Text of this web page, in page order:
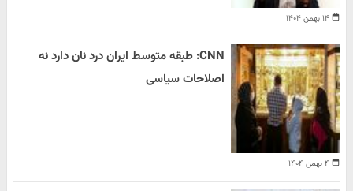
۱۴ بهمن ۱۴۰۴
۴ بهمن ۱۴۰۴
CNN: طبقه متوسط ایران درد نان دارد نه
اصلاحات سیاسی